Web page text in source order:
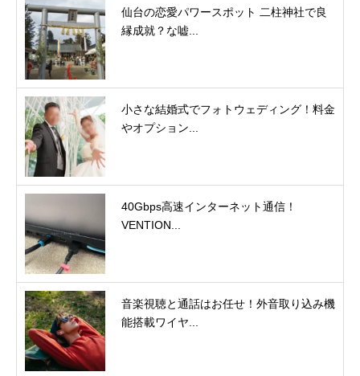
仙台の恋愛パワースポット 二柱神社で良
縁成就？な嘘...
小さな結婚式でフォトウェディング！料金
やオプション...
40Gbps高速インターネット通信！
VENTION...
音楽視聴と通話はお任せ！外音取り込み機
能搭載ワイヤ...